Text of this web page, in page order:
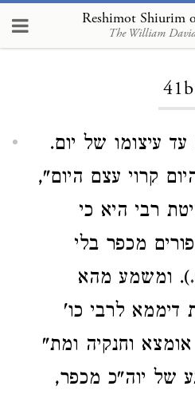
Reshimot Shiurim
The William
41b
עיצומו של יום.
קרוי עצם היום",
רבי היא כי
מכפר בלי
). ומשמע מהא
דיממא לרבי כו'
וחנקיה ומת"
של יוה"כ מכפר,